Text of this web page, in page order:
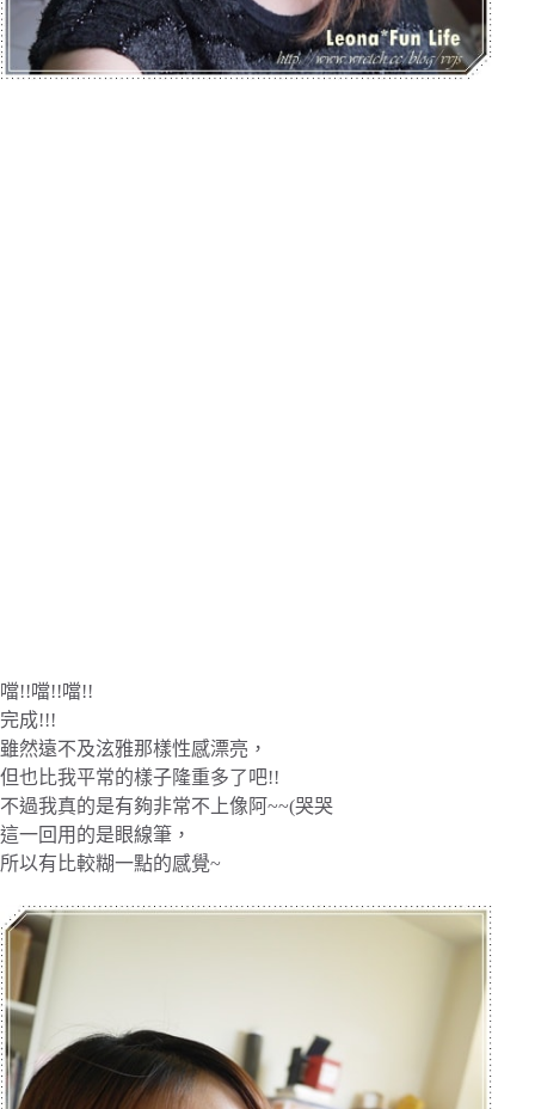
噹!!噹!!噹!!
完成!!!
雖然遠不及泫雅那樣性感漂亮，
但也比我平常的樣子隆重多了吧!!
不過我真的是有夠非常不上像阿~~(哭哭
這一回用的是眼線筆，
所以有比較糊一點的感覺~